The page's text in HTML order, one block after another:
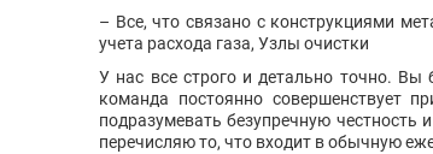
– Все, что связано с конструкциями
учета расхода газа, Узлы очистки
У нас все строго и детально точно.
команда постоянно совершенствует
подразумевать безупречную
перечисляю то, что входит в обычную